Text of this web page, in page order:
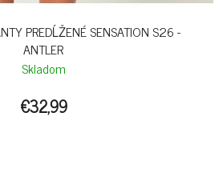
PREDĹŽENÉ SENSATION S26 -
ANTLER
Skladom
€32,99